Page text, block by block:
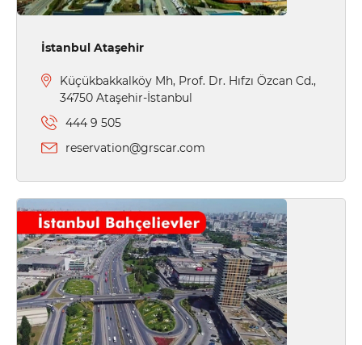
İstanbul Ataşehir
Küçükbakkalköy Mh, Prof. Dr. Hıfzı Özcan Cd.,
34750 Ataşehir-İstanbul
444 9 505
reservation@grscar.com